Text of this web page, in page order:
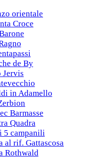
orientale
Croce
de By
Jervis
in Adamello
Barmasse
Quadra
5 campanili
al rif. Gattascosa
Rothwald